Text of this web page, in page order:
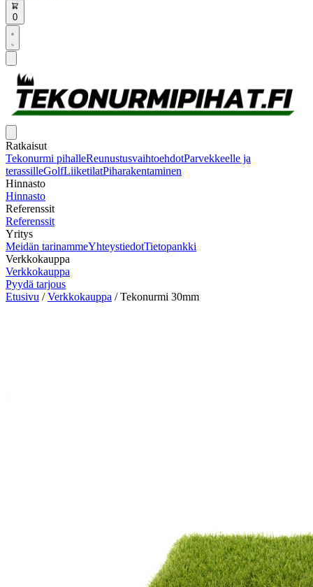
0
Ratkaisut
Tekonurmi pihalleReunustusvaihtoehdotParvekkeelle ja
terassilleGolfLiiketilatPiharakentaminen
Hinnasto
Hinnasto
Referenssit
Referenssit
Yritys
Meidän tarinammeYhteystiedotTietopankki
Verkkokauppa
Verkkokauppa
Pyydä tarjous
Etusivu / Verkkokauppa / Tekonurmi 30mm